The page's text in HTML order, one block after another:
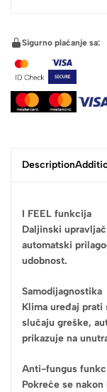
Sigurno plaćanje sa:
Description
I FEEL funkcija
Daljinski
automatski
udobnost.
Samodijagnostika
Klima uređaj prati
slučaju greške,
prikazuje na
Anti-fungus
Pokreće se